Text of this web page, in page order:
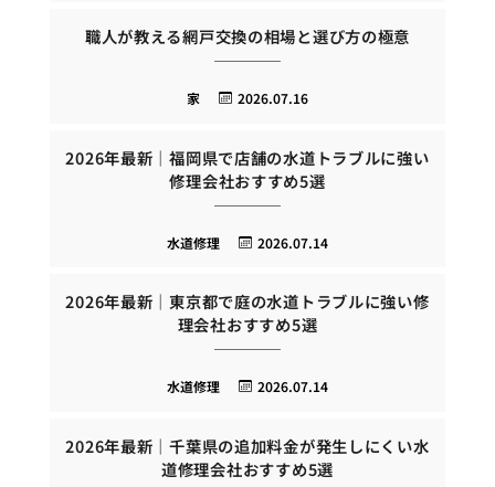
職人が教える網戸交換の相場と選び方の極意
2026.07.16
家
2026年最新｜福岡県で店舗の水道トラブルに強い
修理会社おすすめ5選
2026.07.14
水道修理
2026年最新｜東京都で庭の水道トラブルに強い修
理会社おすすめ5選
2026.07.14
水道修理
2026年最新｜千葉県の追加料金が発生しにくい水
道修理会社おすすめ5選